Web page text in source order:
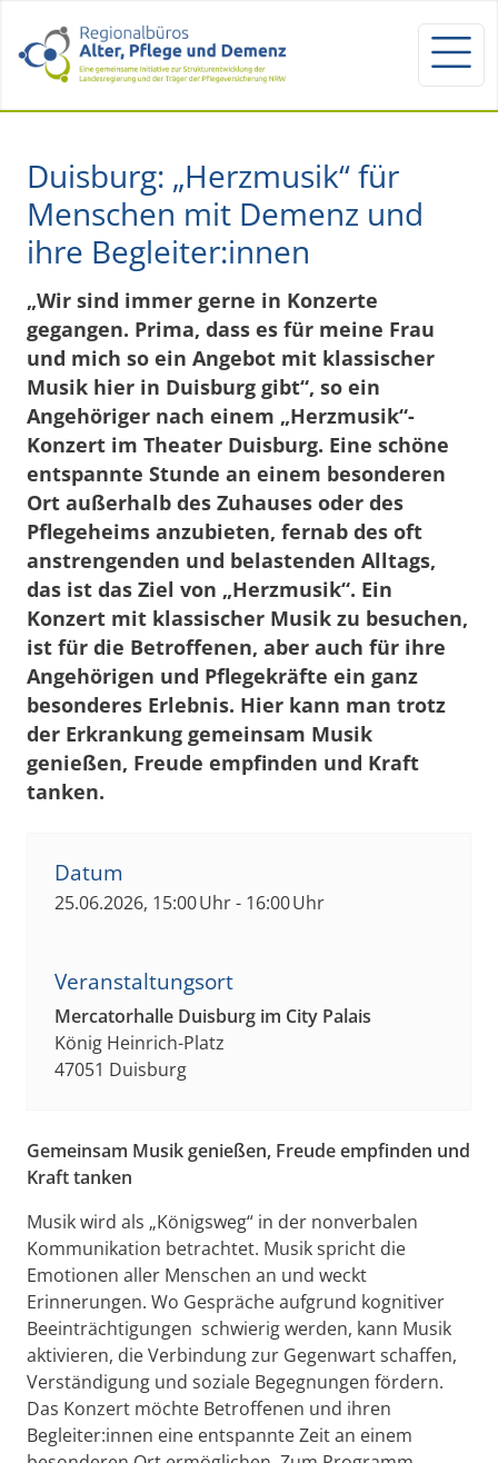
Duisburg: „Herzmusik“ für
Menschen mit Demenz und
ihre Begleiter:innen
„Wir sind immer gerne in Konzerte
gegangen. Prima, dass es für meine Frau
und mich so ein Angebot mit klassischer
Musik hier in Duisburg gibt“, so ein
Angehöriger nach einem „Herzmusik“-
Konzert im Theater Duisburg. Eine schöne
entspannte Stunde an einem besonderen
Ort außerhalb des Zuhauses oder des
Pflegeheims anzubieten, fernab des oft
anstrengenden und belastenden Alltags,
das ist das Ziel von „Herzmusik“. Ein
Konzert mit klassischer Musik zu besuchen,
ist für die Betroffenen, aber auch für ihre
Angehörigen und Pflegekräfte ein ganz
besonderes Erlebnis. Hier kann man trotz
der Erkrankung gemeinsam Musik
genießen, Freude empfinden und Kraft
tanken.
Datum
25.06.2026, 15:00 Uhr - 16:00 Uhr
Veranstaltungsort
Mercatorhalle Duisburg im City Palais
König Heinrich-Platz
47051 Duisburg
Gemeinsam Musik genießen, Freude empfinden und
Kraft tanken
Musik wird als „Königsweg“ in der nonverbalen
Kommunikation betrachtet. Musik spricht die
Emotionen aller Menschen an und weckt
Erinnerungen. Wo Gespräche aufgrund kognitiver
Beeinträchtigungen schwierig werden, kann Musik
aktivieren, die Verbindung zur Gegenwart schaffen,
Verständigung und soziale Begegnungen fördern.
Das Konzert möchte Betroffenen und ihren
Begleiter:innen eine entspannte Zeit an einem